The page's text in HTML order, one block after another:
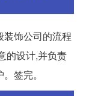
装饰公司的流程
的设计,并负责
签完。